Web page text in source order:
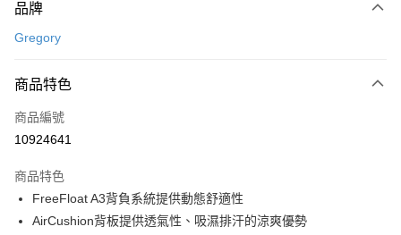
信用卡一次付款
Apple Pay
悠遊付
宅配-本島
每筆NT$100，滿NT$1,500(含以上)免運費
品牌
Gregory
商品特色
商品編號
10924641
商品特色
FreeFloat A3背負系統提供動態舒適性
AirCushion背板提供透氣性、吸濕排汗的涼爽優勢